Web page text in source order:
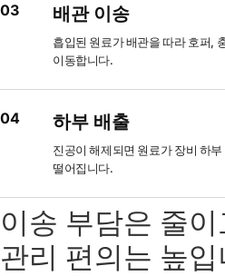
03 배관 이송
흡입된 원료가 배관을 따라 호퍼,
이동합니다.
04 하부 배출
진공이 해제되면 원료가 장비 하
떨어집니다.
이송 부담은 줄이
관리 편의는 높